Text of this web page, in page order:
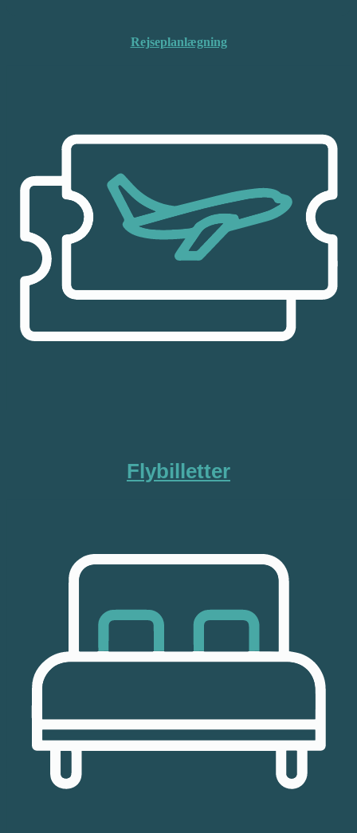
Rejseplanlægning
Flybilletter